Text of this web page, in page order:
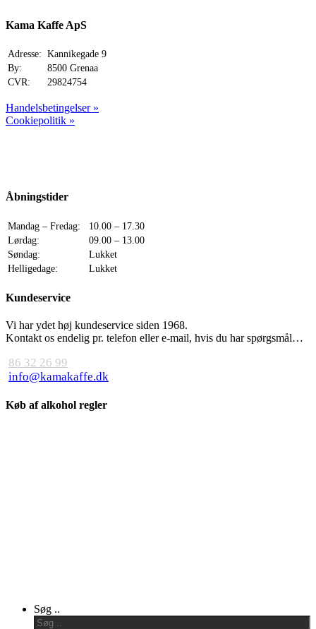
Kama Kaffe ApS
Adresse: Kannikegade 9
By:
8500 Grenaa
CVR:
29824754
Handelsbetingelser »
Cookiepolitik »
Åbningstider
Mandag – Fredag:
10.00 – 17.30
Lørdag:
09.00 – 13.00
Søndag:
Lukket
Helligedage:
Lukket
Kundeservice
Vi har ydet høj kundeservice siden 1968.
Kontakt os endelig pr. telefon eller e-mail, hvis du har spørgsmål…
86 32 26 99
info@kamakaffe.dk
Køb af alkohol regler
Menu
Søg ..